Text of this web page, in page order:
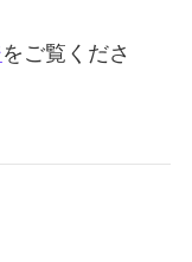
をご覧くださ